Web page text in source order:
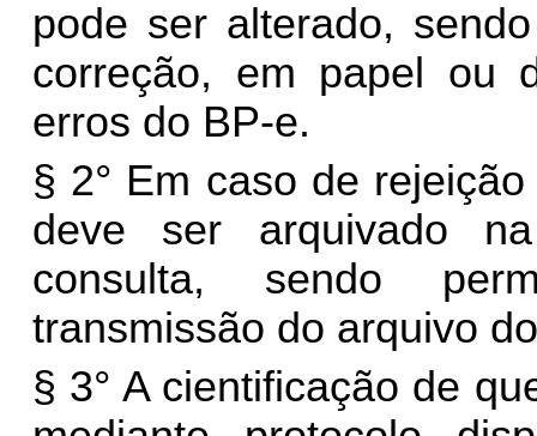
pode ser alterado,
correção, em papel ou
erros do BP-e.
§ 2° Em caso de
deve ser arquivado
consulta, sendo
transmissão do arquivo
§ 3° A cientificação de